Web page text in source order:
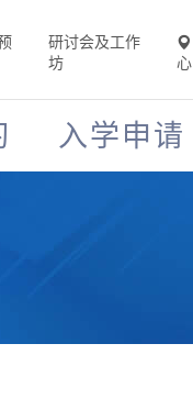
研讨会及工作
坊
心
入学申请